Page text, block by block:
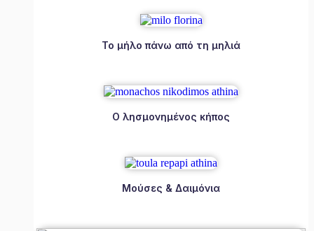
Το μήλο πάνω από τη μηλιά
Ο λησμονημένος κήπος
Μούσες & Δαιμόνια